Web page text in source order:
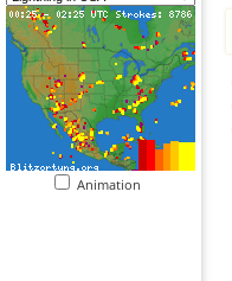
Animation